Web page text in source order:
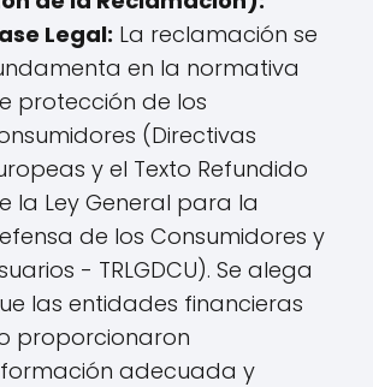
Legal: La reclamación se
en la normativa
protección de los
(Directivas
y el Texto Refundido
la Ley General para la
de los Consumidores y
- TRLGDCU). Se alega
las entidades financieras
proporcionaron
adecuada y